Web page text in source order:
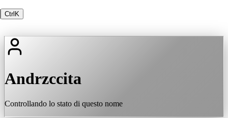
Ctrl K
Andrzccita
Controllando lo stato di questo nome